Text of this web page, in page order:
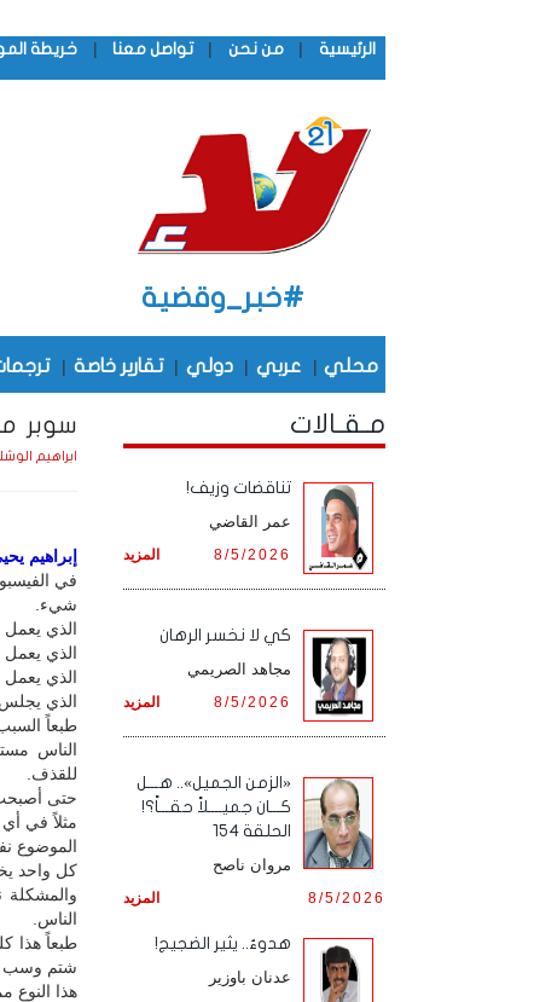
الرئيسية | من نحن | تواصل معنا | خريطة
#خبر_وقضية
محلي | عربي | دولي | تقارير خاصة |
سوبر
ابراهيم
إبراهيم
في
شيء.
الذي يعمل
الذي
الذي يعمل
الذي يجلس
طبعاً
الناس
للقذف.
حتى
مثلاً في
الموضوع
كل واحد
الناس.
طبعاً هذا
شتم وسب
هذا
مـقـالات
تناقضات وزيف!
عمر القاضي
المزيد 8/5/2026
كي لا نخسر الرهان
مجاهد الصريمي
المزيد 8/5/2026
«الزمن الجميل».. هـــل
كـــان جميــــلاً حقـــاً؟!
الحلقة 154
مروان ناصح
المزيد 8/5/2026
هدوءٌ.. يثير الضجيج!
عدنان باوزير